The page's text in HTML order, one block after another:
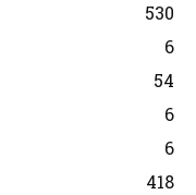
530
6
54
6
6
418